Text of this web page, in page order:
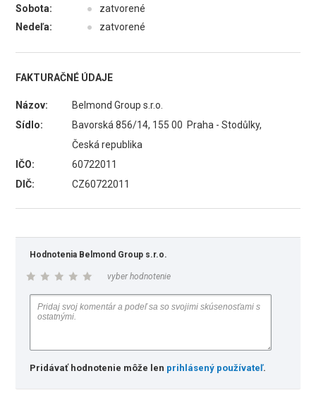
Sobota: ●
zatvorené
Nedeľa:
● zatvorené
FAKTURAČNÉ ÚDAJE
Názov:
Belmond Group s.r.o.
Sídlo:
Bavorská 856/14, 155 00 Praha - Stodůlky,
Česká republika
IČO:
60722011
DIČ:
CZ60722011
Hodnotenia Belmond Group s.r.o.
vyber hodnotenie
Pridávať hodnotenie môže len prihlásený používateľ.